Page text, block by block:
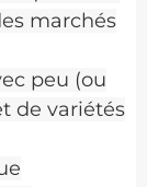
marchés
peu (ou
de variétés